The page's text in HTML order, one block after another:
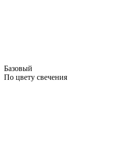
Базовый
По цвету свечения